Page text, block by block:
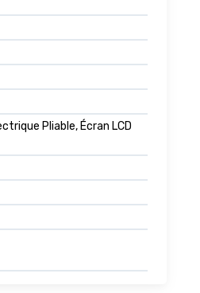
Pliable, Écran LCD